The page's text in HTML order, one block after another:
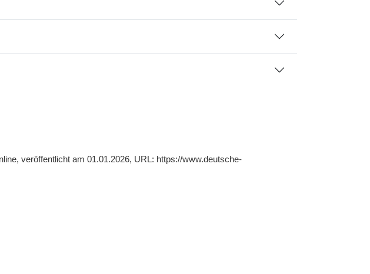
veröffentlicht am 01.01.2026, URL: https://www.deutsche-